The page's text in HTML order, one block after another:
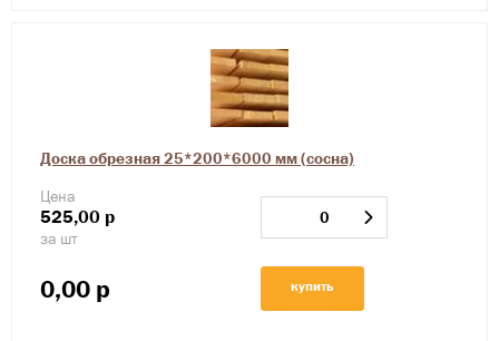
Доска обрезная 25*200*6000 мм (сосна)
Цена
525,00 р
за шт
0,00 р купить